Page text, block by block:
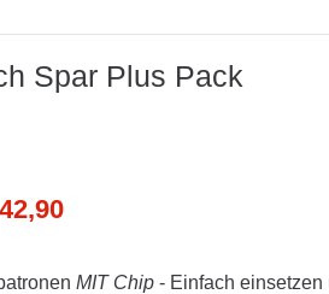
Spar Plus Pack
MIT Chip - Einfach einsetzen